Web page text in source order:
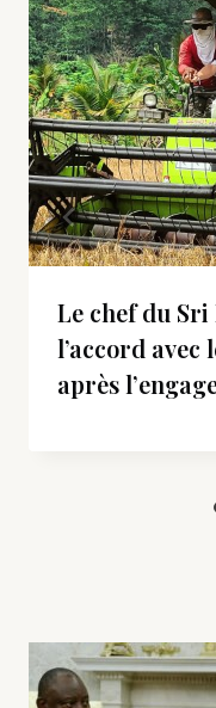
Le chef du
l’accord avec
après